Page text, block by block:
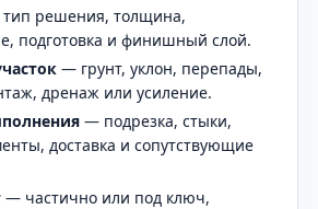
решения, толщина,
подготовка и финишный слой.
— грунт, уклон, перепады,
дренаж или усиление.
— подрезка, стыки,
доставка и сопутствующие
— частично или под ключ,